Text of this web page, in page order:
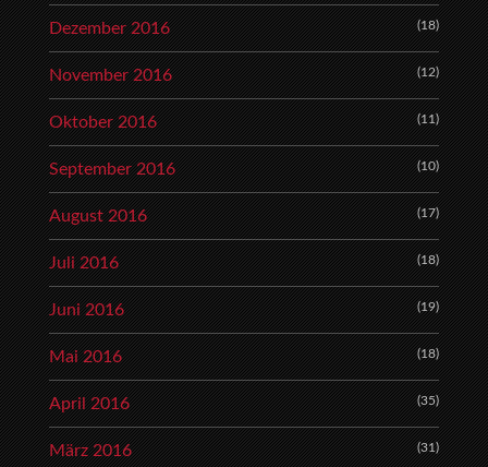
Dezember 2016 (18)
November 2016 (12)
Oktober 2016 (11)
September 2016 (10)
August 2016 (17)
Juli 2016 (18)
Juni 2016 (19)
Mai 2016 (18)
April 2016 (35)
März 2016 (31)